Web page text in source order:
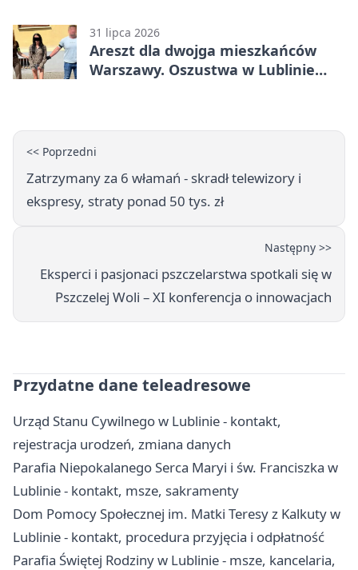
zabrał gospodarzom remis
31 lipca 2026
Areszt dla dwojga mieszkańców
Warszawy. Oszustwa w Lublinie
<< Poprzedni
Zatrzymany za 6 włamań - skradł telewizory i
ekspresy, straty ponad 50 tys. zł
Następny >>
Eksperci i pasjonaci pszczelarstwa spotkali się w
Pszczelej Woli – XI konferencja o innowacjach
Przydatne dane teleadresowe
Urząd Stanu Cywilnego w Lublinie - kontakt,
rejestracja urodzeń, zmiana danych
Parafia Niepokalanego Serca Maryi i św. Franciszka w
Lublinie - kontakt, msze, sakramenty
Dom Pomocy Społecznej im. Matki Teresy z Kalkuty w
Lublinie - kontakt, procedura przyjęcia i odpłatność
Parafia Świętej Rodziny w Lublinie - msze, kancelaria,